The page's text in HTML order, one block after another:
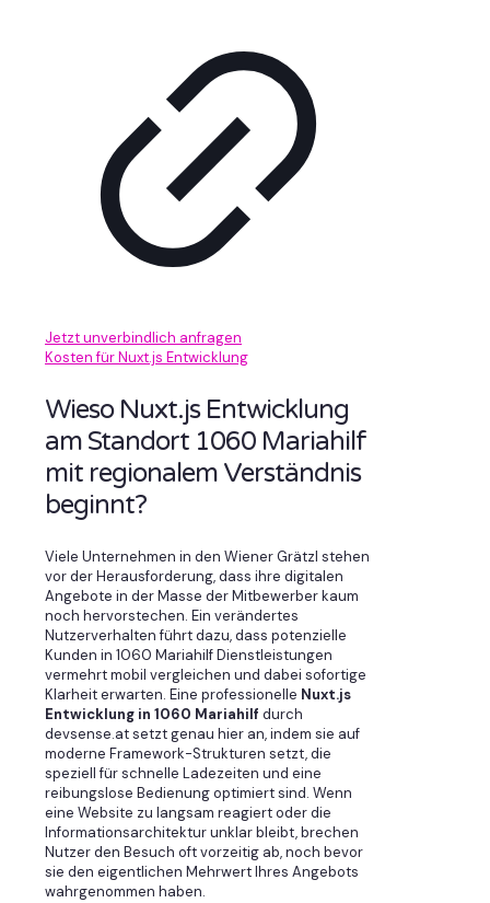
Jetzt unverbindlich anfragen
Kosten für Nuxt.js Entwicklung
Wieso Nuxt.js Entwicklung
am Standort 1060 Mariahilf
mit regionalem Verständnis
beginnt?
Viele Unternehmen in den Wiener Grätzl stehen
vor der Herausforderung, dass ihre digitalen
Angebote in der Masse der Mitbewerber kaum
noch hervorstechen. Ein verändertes
Nutzerverhalten führt dazu, dass potenzielle
Kunden in 1060 Mariahilf Dienstleistungen
vermehrt mobil vergleichen und dabei sofortige
Klarheit erwarten. Eine professionelle Nuxt.js
Entwicklung in 1060 Mariahilf durch
devsense.at setzt genau hier an, indem sie auf
moderne Framework-Strukturen setzt, die
speziell für schnelle Ladezeiten und eine
reibungslose Bedienung optimiert sind. Wenn
eine Website zu langsam reagiert oder die
Informationsarchitektur unklar bleibt, brechen
Nutzer den Besuch oft vorzeitig ab, noch bevor
sie den eigentlichen Mehrwert Ihres Angebots
wahrgenommen haben.